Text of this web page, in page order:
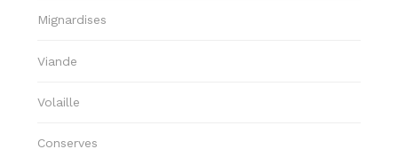
Mignardises
Viande
Volaille
Conserves